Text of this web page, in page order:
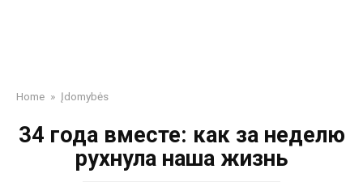
Home » Įdomybės
34 года вместе: как за неделю
рухнула наша жизнь